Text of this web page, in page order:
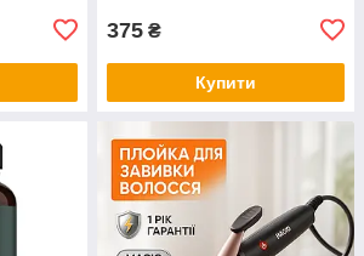
375 ₴
Купити